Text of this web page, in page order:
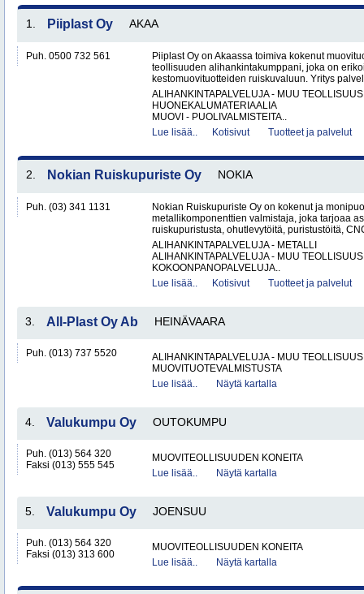
1. Piiplast Oy AKAA
Puh. 0500 732 561
Piiplast Oy on Akaassa toimiva kokenut
teollisuuden alihankintakumppani, joka on
kestomuovituotteiden ruiskuvaluun. Yritys
ALIHANKINTAPALVELUJA - MUU TEOLLISUUS
HUONEKALUMATERIAALIA
MUOVI - PUOLIVALMISTEITA..
Lue lisää..
Kotisivut Tuotteet ja palvelut
2. Nokian Ruiskupuriste Oy NOKIA
Puh. (03) 341 1131
Nokian Ruiskupuriste Oy on kokenut ja
metallikomponenttien valmistaja, joka tarjoaa
ruiskupuristusta, ohutlevytöitä, puristustöitä,
ALIHANKINTAPALVELUJA - METALLI
ALIHANKINTAPALVELUJA - MUU TEOLLISUUS
KOKOONPANOPALVELUJA..
Lue lisää..
Kotisivut Tuotteet ja palvelut
3. All-Plast Oy Ab HEINÄVAARA
Puh. (013) 737 5520
ALIHANKINTAPALVELUJA - MUU TEOLLISUUS
MUOVITUOTEVALMISTUSTA
Lue lisää..
Näytä kartalla
4. Valukumpu Oy OUTOKUMPU
Puh. (013) 564 320
Faksi (013) 555 545
MUOVITEOLLISUUDEN KONEITA
Lue lisää..
Näytä kartalla
5. Valukumpu Oy JOENSUU
Puh. (013) 564 320
Faksi (013) 313 600
MUOVITEOLLISUUDEN KONEITA
Lue lisää..
Näytä kartalla